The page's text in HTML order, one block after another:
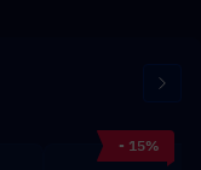
- 15%